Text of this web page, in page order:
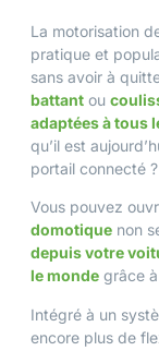
La motorisation
pratique et
sans avoir à
battant ou
adaptées à tous
qu’il est
portail connecté ?
Vous pouvez
domotique non
depuis votre
le monde grâce
Intégré à un
encore plus de